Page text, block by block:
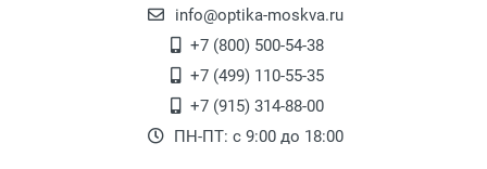
Самовывоз.
Оплата товара производится
наличными непосредственно на пункте
выдачи товара.
офисе по адресу: г. Москва,
Переведеновский переулок 17, корпус 1,
второй этаж, тел. +7 (499) 110-55-35.
После того, как заказ поступает в пункт
выдачи, наш менеджер связывается с
клиентом и оповещает о поступлении
info@optika-moskva.ru
+7 (800) 500-54-38
+7 (499) 110-55-35
+7 (915) 314-88-00
ПН-ПТ: с 9:00 до 18:00